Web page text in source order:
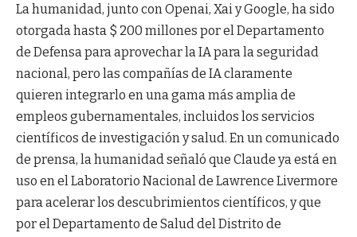
La humanidad, junto con Openai, Xai y Google, ha sido
otorgada hasta $ 200 millones por el Departamento
de Defensa para aprovechar la IA para la seguridad
nacional, pero las compañías de IA claramente
quieren integrarlo en una gama más amplia de
empleos gubernamentales, incluidos los servicios
científicos de investigación y salud. En un comunicado
de prensa, la humanidad señaló que Claude ya está en
uso en el Laboratorio Nacional de Lawrence Livermore
para acelerar los descubrimientos científicos, y que
por el Departamento de Salud del Distrito de